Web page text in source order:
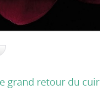
grand retour du cuir